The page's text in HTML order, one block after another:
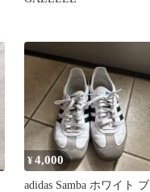
¥4,000
adidas Samba ホワイト ブ